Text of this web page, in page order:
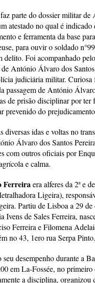
parte do dossier militar
atestado no qual é indicado
e ferramenta da base
para ouvir o soldado
delito. Foi acompanhado
António Álvaro dos
judiciária militar. Curiosa
passagem de António
de prisão disciplinar por ter
prevenido do
diversas idas e voltas no
Álvaro dos Santos
com outros oficiais por
e calma.
Ferreiraera alferes da 2ª e
Ligeira),
Partiu de Lisboa a 29 de
Ivens de Sales Ferreira,
Ferreira e Filomena
no 43, 1ero rua Serpa Pinto.
desempenho durante a
em La-Fossée, no
a disciplina, organizou